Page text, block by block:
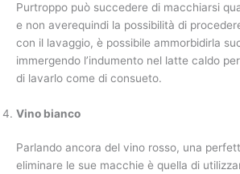
Purtroppo può succedere di macchiarsi
e non averequindi la possibilità di
con il lavaggio, è possibile ammorbidirla
immergendo l’indumento nel latte caldo
di lavarlo come di consueto.
Vino bianco
Parlando ancora del vino rosso, una
eliminare le sue macchie è quella di